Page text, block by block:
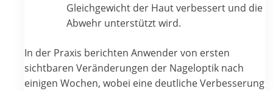
Gleichgewicht der Haut verbessert und die
Abwehr unterstützt wird.
In der Praxis berichten Anwender von ersten
sichtbaren Veränderungen der Nageloptik nach
einigen Wochen, wobei eine deutliche Verbesserung